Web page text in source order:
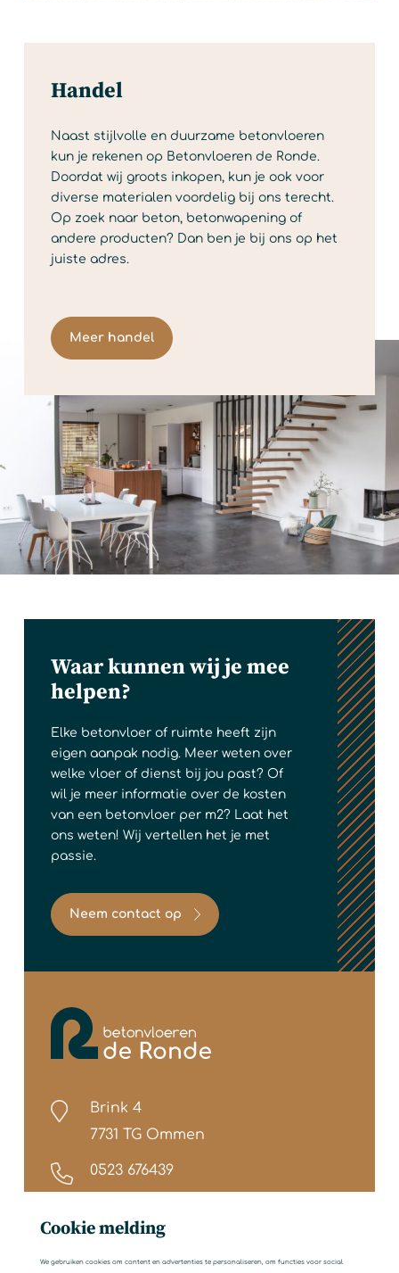
Handel
Naast stijlvolle en duurzame betonvloeren
kun je rekenen op Betonvloeren de Ronde.
Doordat wij groots inkopen, kun je ook voor
diverse materialen voordelig bij ons terecht.
Op zoek naar beton, betonwapening of
andere producten? Dan ben je bij ons op het
juiste adres.
Meer handel
Brink 4
7731 TG Ommen
0523 676439
Waar kunnen wij je mee
helpen?
Elke betonvloer of ruimte heeft zijn
eigen aanpak nodig. Meer weten over
welke vloer of dienst bij jou past? Of
wil je meer informatie over de kosten
van een betonvloer per m2? Laat het
ons weten! Wij vertellen het je met
passie.
Neem contact op
Cookie melding
We gebruiken cookies om content en advertenties te personaliseren, om functies voor social